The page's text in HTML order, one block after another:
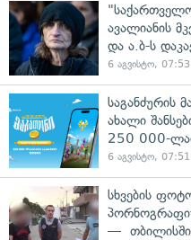
ავალიანის
და ა.ბ-ს
6 აგვისტო, 07:53
საგანძურის
ახალი
250 000-
6 აგვისტო, 07:51
სხვების
— თბილისში